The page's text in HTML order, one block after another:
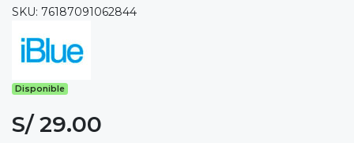
SKU: 76187091062844
Disponible
S/ 29.00